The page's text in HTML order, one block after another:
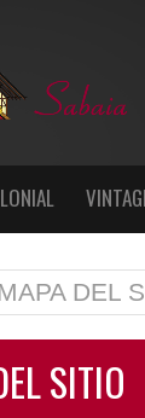
DEL
SITIO